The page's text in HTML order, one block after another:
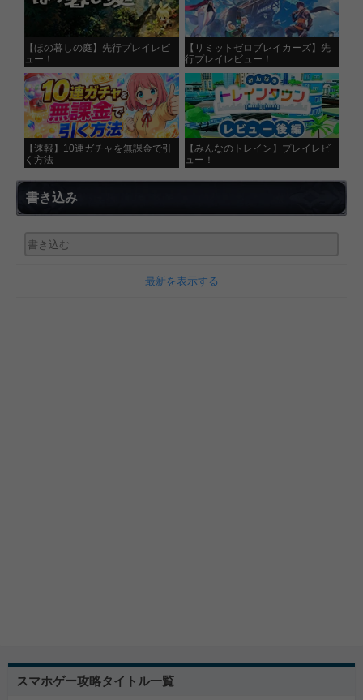
【ほの暮しの庭】先行プレイレビ
ュー！
【リミットゼロブレイカーズ】先
行プレイレビュー！
【速報】10連ガチャを無課金で引
く方法
【みんなのトレイン】プレイレビ
ュー！
書き込み
最新を表示する
スマホゲー攻略タイトル一覧